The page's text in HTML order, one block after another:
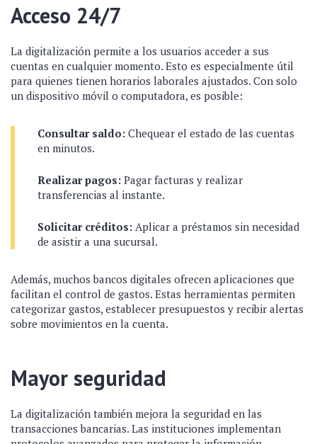
Acceso 24/7
La digitalización permite a los usuarios acceder a sus
cuentas en cualquier momento. Esto es especialmente útil
para quienes tienen horarios laborales ajustados. Con solo
un dispositivo móvil o computadora, es posible:
Consultar saldo: Chequear el estado de las cuentas
en minutos.
Realizar pagos: Pagar facturas y realizar
transferencias al instante.
Solicitar créditos: Aplicar a préstamos sin necesidad
de asistir a una sucursal.
Además, muchos bancos digitales ofrecen aplicaciones que
facilitan el control de gastos. Estas herramientas permiten
categorizar gastos, establecer presupuestos y recibir alertas
sobre movimientos en la cuenta.
Mayor seguridad
La digitalización también mejora la seguridad en las
transacciones bancarias. Las instituciones implementan